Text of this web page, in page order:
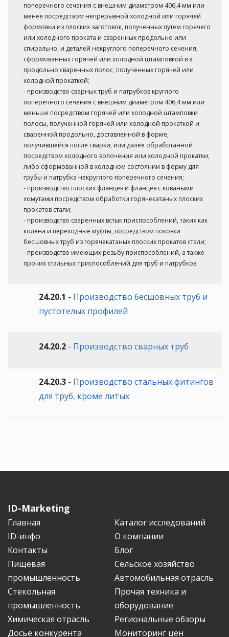
поперечного сечения с внешним диаметром 406,4 мм или
менее посредством непрерывной холодной или горячей
формовки из плоских заготовок, полученных путем горячего
или холодного проката и сваренных продольно или
спирально, и деталей некруглого поперечного сечения,
сформованных горячей или холодной штамповкой из
продольно сваренных полос, полученных горячей или
холодной прокаткой;
- производство сварных труб и патрубков круглого
поперечного сечения с внешним диаметром 406,4 мм или
меньше посредством горячей или холодной штамповки
полосы, полученной горячей или холодной прокаткой и
сваренной продольно, доставленной в форме,
получившейся после сварки, или далее обработанной
посредством холодного волочения или холодной прокатки,
либо сформованной в холодном состоянии в форму для
трубы и патрубка некруглого поперечного сечения;
- производство плоских фланцев и фланцев с коваными
хомутами посредством обработки горячекатаных плоских
прокатов стали;
- производство сваренных встык приспособлений, таких как
колена и переходные муфты, посредством поковки
бесшовных труб из горячекатаных плоских прокатов стали;
- производство имеющих резьбу приспособлений, а также
прочих стальных приспособлений для труб и патрубков
24.20.1 - Производство бесшовных труб и
пустотелых профилей
24.20.2 - Производство сварных труб
24.20.3 - Производство стальных фитингов
для труб, кроме литых
ID-Marketing
Главная
Каталог исследований
ID-инфо
О компании
Контакты
Блог
Пищевая
промышленность
Сельское хозяйство
Автомобильная отрасль
Стекольная
промышленность
Прочая техника и
оборудование
Химическая отрасль
Региональные обзоры
Досье конкурента
Мониторинг цен